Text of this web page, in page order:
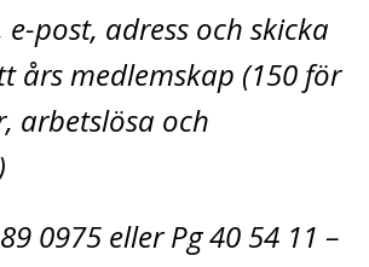
post, adress och skicka
års medlemskap (150 för
arbetslösa och
0975 eller Pg 40 54 11 –